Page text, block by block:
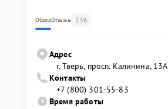
ОбзорОтзывы 236
Адрес
г. Тверь, просп. Калинина, 13А
Контакты
+7 (800) 301-55-83
Время работы